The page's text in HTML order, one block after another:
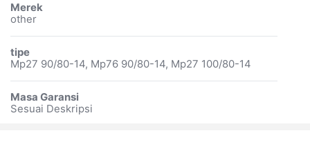
Merek
other
tipe
Mp27 90/80-14, Mp76 90/80-14, Mp27 100/80-14
Masa Garansi
Sesuai Deskripsi